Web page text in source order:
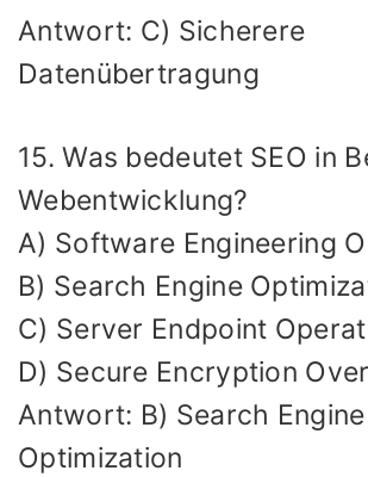
Antwort: C) Sicherere
Datenübertragung
15. Was bedeutet SEO in
Webentwicklung?
A) Software Engineering
B) Search Engine
C) Server Endpoint
D) Secure Encryption
Antwort: B) Search Engine
Optimization